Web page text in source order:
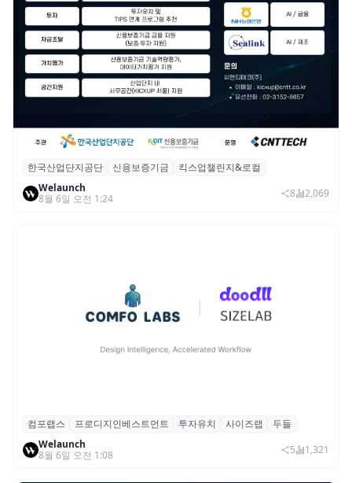
산단공·신보, 2026 ‘킥스업 챌린지&로컬’ 참
여 스타트업 모집
한국산업단지공단 신용보증기금
킥스업챌린지&로컬
Welaunch
8월 6일 오전 1:24
8 2,069
컴포랩스, 프로디지인베스트먼트로부터 시
드 투자 유치
컴포랩스 프로디지인베스트먼트 투자유치 사이즈랩
두들
Welaunch
8월 6일 오전 1:08
5 1,321